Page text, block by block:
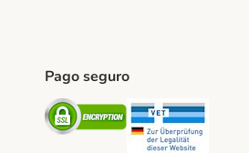
Pago seguro
Security